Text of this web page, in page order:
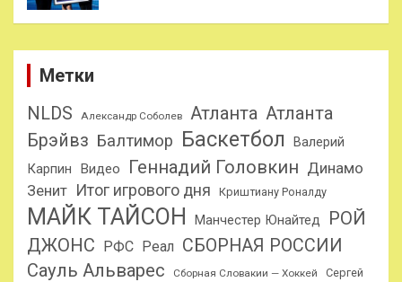
Метки
NLDS
Александр Соболев Атланта Атланта
Брэйвз Балтимор Баскетбол
Валерий
Карпин
Видео Геннадий Головкин Динамо
Зенит Итог игрового дня Криштиану Роналду
МАЙК ТАЙСОН Манчестер Юнайтед
РОЙ
ДЖОНС РФС Реал СБОРНАЯ РОССИИ
Сауль Альварес Сборная Словакии — Хоккей
Сергей